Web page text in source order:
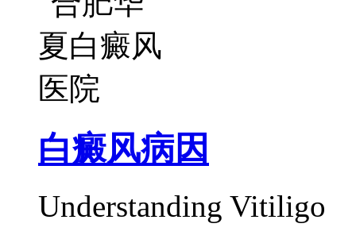
白癜风病因
Understanding Vitiligo